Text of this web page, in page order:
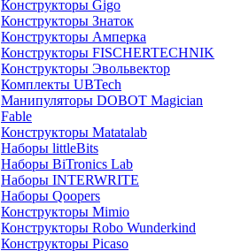
Конструкторы Gigo
Конструкторы Знаток
Конструкторы Амперка
Конструкторы FISCHERTECHNIK
Конструкторы Эвольвектор
Комплекты UBTech
Манипуляторы DOBOT Magician
Fable
Конструкторы Matatalab
Наборы littleBits
Наборы BiTronics Lab
Наборы INTERWRITE
Наборы Qoopers
Конструкторы Mimio
Конструкторы Robo Wunderkind
Конструкторы Picaso